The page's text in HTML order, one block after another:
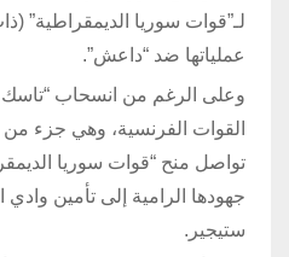
لـ”قوات سوريا الديمقراطية”
عملياتها ضد “داعش”.
وعلى الرغم من انسحاب “تاسك
القوات الفرنسية، وهي جزء من
تواصل منح “قوات سوريا
جهودها الرامية إلى تأمين وادي
ستيجير.